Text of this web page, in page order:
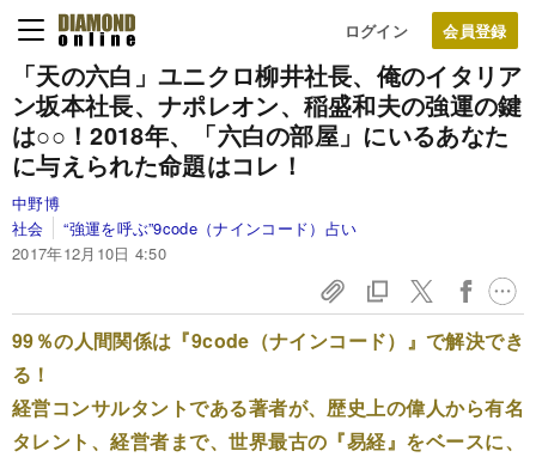
ログイン
「天の六白」ユニクロ柳井社長、 俺のイタリア
ン坂本社長、 ナポレオン、稲盛和夫の強運の鍵
は○○！2018年、「六白の部屋」にいるあなた
に与えられた命題はコレ！
中野博
社会
“強運を呼ぶ”9code（ナインコード）占い
2017年12月10日 4:50
99％の人間関係は『9code（ナインコード）』で解決でき
る！
経営コンサルタントである著者が、歴史上の偉人から有名
タレント、経営者まで、世界最古の『易経』をベースに、